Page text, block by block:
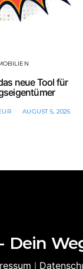
neue Tool für
AUGUST 5, 2025
Dein
I